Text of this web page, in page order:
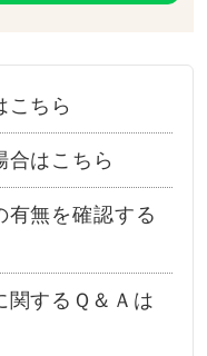
こちら
合はこちら
有無を確認する
関するＱ＆Ａは